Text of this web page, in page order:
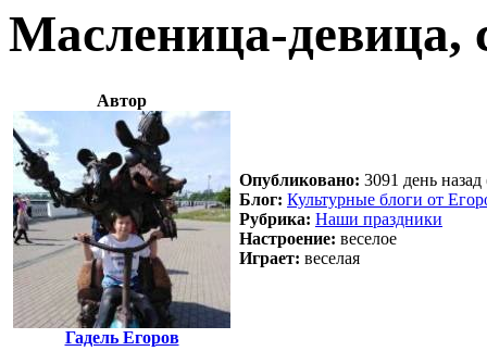
Масленица-девица,
Автор
Гадель Егоров
Опубликовано: 3091 день
Блог: Культурные блоги от
Рубрика: Наши праздники
Настроение: веселое
Играет: веселая